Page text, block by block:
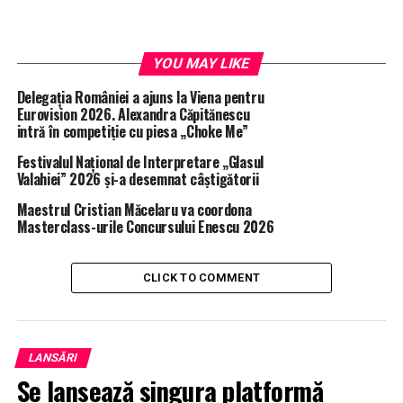
YOU MAY LIKE
Delegația României a ajuns la Viena pentru
Eurovision 2026. Alexandra Căpitănescu
intră în competiție cu piesa „Choke Me”
Festivalul Național de Interpretare „Glasul
Valahiei” 2026 și-a desemnat câștigătorii
Maestrul Cristian Măcelaru va coordona
Masterclass-urile Concursului Enescu 2026
CLICK TO COMMENT
LANSĂRI
Se lansează singura platformă